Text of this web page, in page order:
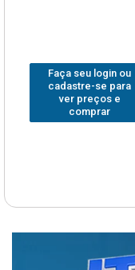
Faça seu login ou
cadastre-se para
ver preços e
comprar